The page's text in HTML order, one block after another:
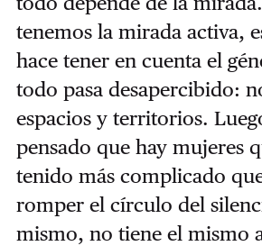
tenemos la mirada activa,
hace tener en cuenta el
todo pasa desapercibido:
espacios y territorios.
pensado que hay mujeres
tenido más complicado
romper el círculo del
mismo, no tiene el mismo